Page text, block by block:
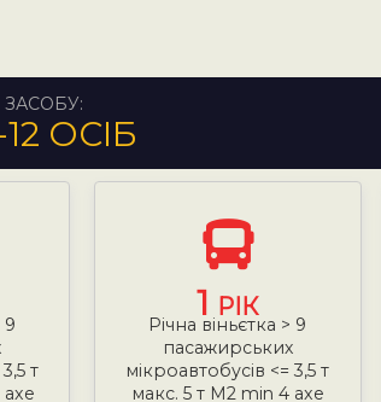
ОСІБ
9
т
axe
1 РІК
Річна віньєтка > 9
пасажирських
мікроавтобусів <= 3,5 т
макс. 5 т М2 min 4 axe